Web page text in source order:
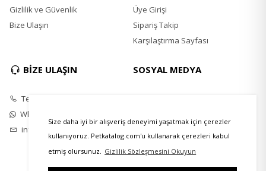
Size daha iyi bir alışveriş deneyimi yaşatmak için çerezler
kullanıyoruz. Petkatalog.com'u kullanarak çerezleri kabul
etmiş olursunuz. Gizlilik Sözleşmesini Okuyun
Gizlilik ve Güvenlik
Bize Ulaşın
Üye Girişi
Sipariş Takip
Karşılaştırma Sayfası
BİZE ULAŞIN
Telefon
Whatsapp
info@petkatalog.com
SOSYAL MEDYA
Youtube